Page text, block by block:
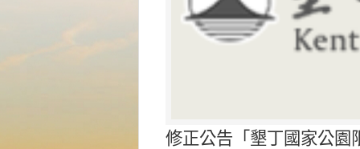
修正公告「墾丁國家公園